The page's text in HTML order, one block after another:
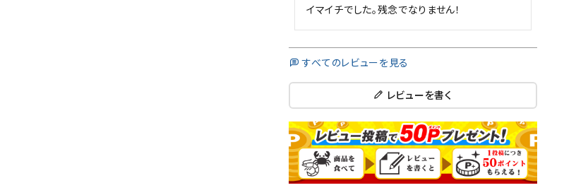
close
イマイチでした。残念でなりません！
すべてのレビューを見る
レビューを書く